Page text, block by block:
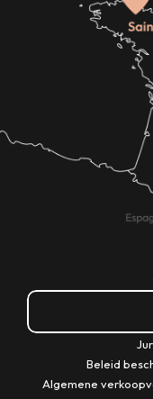
Beleid
Algemene